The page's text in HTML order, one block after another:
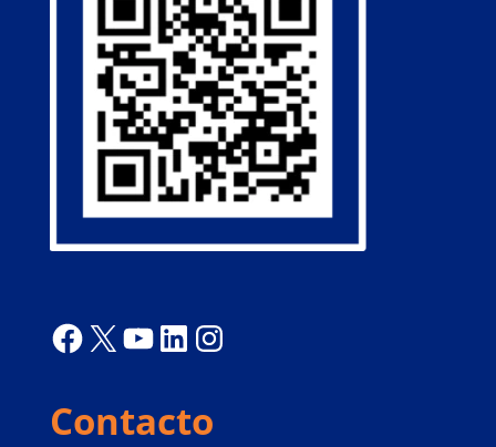
Facebook
X YouTube
LinkedIn
Instagram
Contacto